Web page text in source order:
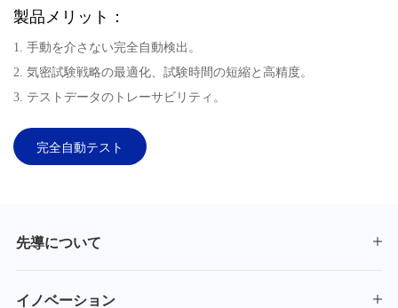
製品メリット：
1. 手動を介さない完全自動検出。
2. 気密試験戦略の最適化、試験時間の短縮と高精度。
3. テストデータのトレーサビリティ。
完全自動テスト
先導について
イノベーション